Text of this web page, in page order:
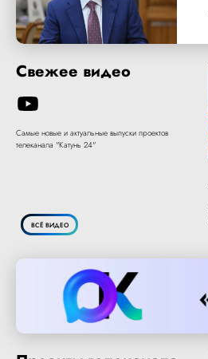
Свежее видео
Самые новые и актуальные выпуски проектов
телеканала "Катунь 24"
ВСЁ ВИДЕО